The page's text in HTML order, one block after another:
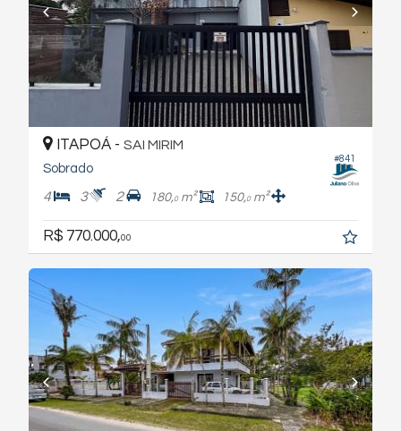
#841
ITAPOÁ - SAI MIRIM
Sobrado
4 3 2 180,0m² 150,0m²
R$ 770.000,00